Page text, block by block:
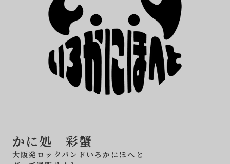
かに処 彩蟹
大阪発ロックバンドいろかにほへと